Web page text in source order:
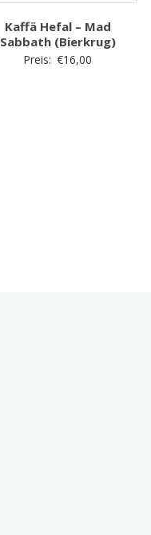
Kaffä Hefal – Mad
Sabbath (Bierkrug)
Preis: €16,00